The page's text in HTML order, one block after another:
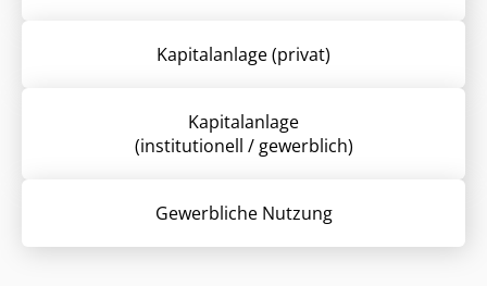
Kapitalanlage (privat)
Kapitalanlage
(institutionell / gewerblich)
Gewerbliche Nutzung